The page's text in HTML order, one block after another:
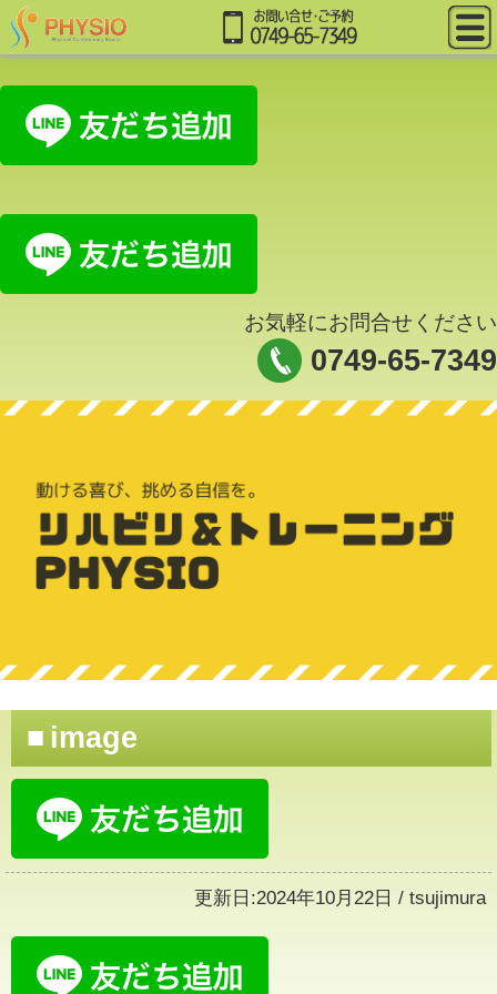
お気軽にお問合せください
0749-65-7349
image
更新日:2024年10月22日 / tsujimura